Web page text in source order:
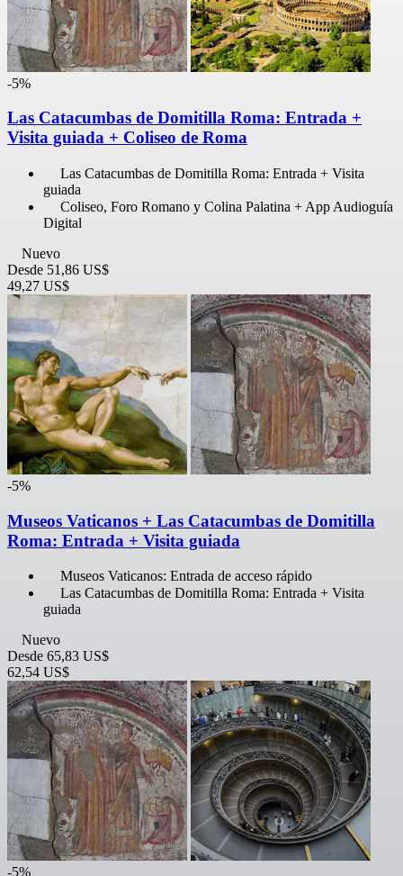
-5%
Las Catacumbas de Domitilla Roma: Entrada +
Visita guiada + Coliseo de Roma
Las Catacumbas de Domitilla Roma: Entrada + Visita
guiada
Coliseo, Foro Romano y Colina Palatina + App Audioguía
Digital
Nuevo
Desde 51,86 US$
49,27 US$
-5%
Museos Vaticanos + Las Catacumbas de Domitilla
Roma: Entrada + Visita guiada
Museos Vaticanos: Entrada de acceso rápido
Las Catacumbas de Domitilla Roma: Entrada + Visita
guiada
Nuevo
Desde 65,83 US$
62,54 US$
-5%